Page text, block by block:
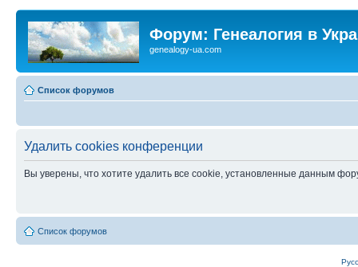
Форум: Генеалогия в
genealogy-ua.com
Список форумов
Удалить cookies конференции
Вы уверены, что хотите удалить все cookie, установленные данным
Список форумов